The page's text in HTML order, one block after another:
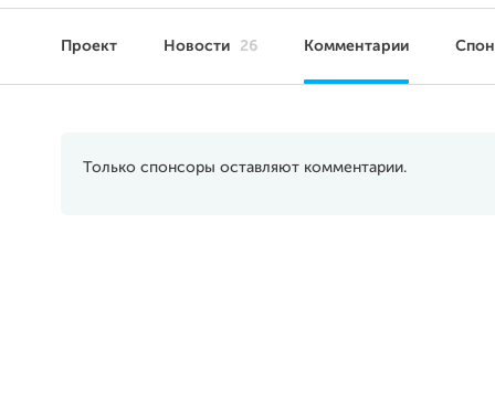
Проект Новости 26 Комментарии
Только спонсоры оставляют комментарии.